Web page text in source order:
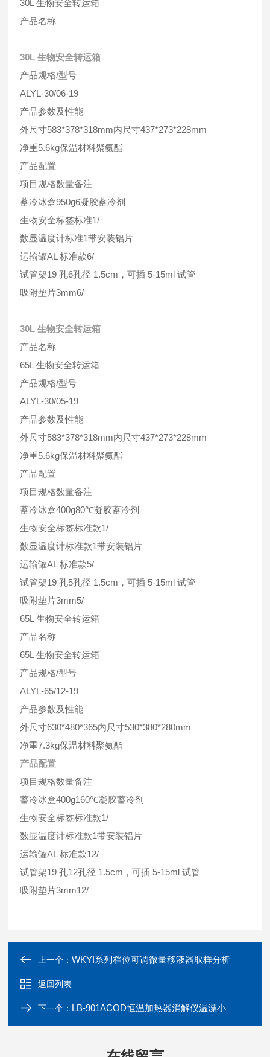
30L 生物安全转运箱
产品名称
30L 生物安全转运箱
产品规格/型号
ALYL-30/06-19
产品参数及性能
外尺寸583*378*318mm内尺寸437*273*228mm
净重5.6kg保温材料聚氨酯
产品配置
项目规格数量备注
蓄冷冰盒950g6凝胶蓄冷剂
生物安全标签标准1/
数显温度计标准1带安装铝片
运输罐AL 标准款6/
试管架19 孔6孔径 1.5cm，可插 5-15ml 试管
吸附垫片3mm6/
30L 生物安全转运箱
产品名称
65L 生物安全转运箱
产品规格/型号
ALYL-30/05-19
产品参数及性能
外尺寸583*378*318mm内尺寸437*273*228mm
净重5.6kg保温材料聚氨酯
产品配置
项目规格数量备注
蓄冷冰盒400g80℃凝胶蓄冷剂
生物安全标签标准款1/
数显温度计标准款1带安装铝片
运输罐AL 标准款5/
试管架19 孔5孔径 1.5cm，可插 5-15ml 试管
吸附垫片3mm5/
65L 生物安全转运箱
产品名称
65L 生物安全转运箱
产品规格/型号
ALYL-65/12-19
产品参数及性能
外尺寸630*480*365内尺寸530*380*280mm
净重7.3kg保温材料聚氨酯
产品配置
项目规格数量备注
蓄冷冰盒400g160℃凝胶蓄冷剂
生物安全标签标准款1/
数显温度计标准款1带安装铝片
运输罐AL 标准款12/
试管架19 孔12孔径 1.5cm，可插 5-15ml 试管
吸附垫片3mm12/
上一个：WKYI系列档位可调微量移液器取样分析
返回列表
下一个： LB-901ACOD恒温加热器消解仪温漂小